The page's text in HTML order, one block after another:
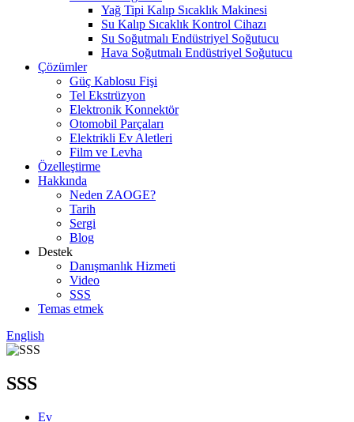
Yağ Tipi Kalıp Sıcaklık Makinesi
Su Kalıp Sıcaklık Kontrol Cihazı
Su Soğutmalı Endüstriyel Soğutucu
Hava Soğutmalı Endüstriyel Soğutucu
Çözümler
Güç Kablosu Fişi
Tel Ekstrüzyon
Elektronik Konnektör
Otomobil Parçaları
Elektrikli Ev Aletleri
Film ve Levha
Özelleştirme
Hakkında
Neden ZAOGE?
Tarih
Sergi
Blog
Destek
Danışmanlık Hizmeti
Video
SSS
Temas etmek
English
SSS
Ev